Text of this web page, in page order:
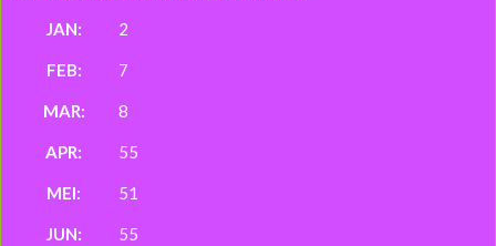
2
7
8
55
51
55